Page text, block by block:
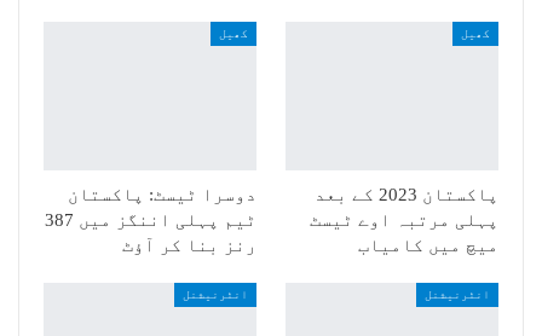
کھیل
پاکستان 2023 کے بعد
پہلی مرتبہ اوے ٹیسٹ
میچ میں کامیاب
کھیل
دوسرا ٹیسٹ: پاکستان
ٹیم پہلی اننگز میں 387
رنز بنا کر آؤٹ
انٹرنیشنل انٹرنیشنل